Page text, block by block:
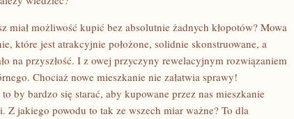
miał możliwość kupić bez absolutnie żadnych kłopotów? Mowa
które jest atrakcyjnie położone, solidnie skonstruowane, a
na przyszłość. I z owej przyczyny rewelacyjnym rozwiązaniem
Chociaż nowe mieszkanie nie załatwia sprawy!
by bardzo się starać, aby kupowane przez nas mieszkanie
Z jakiego powodu to tak ze wszech miar ważne? To dla